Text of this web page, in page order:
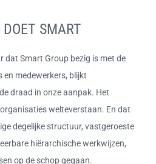
SMART
dat Smart Group bezig is met de
medewerkers, blijkt
draad in onze aanpak. Het
welteverstaan. En dat
degelijke structuur, vastgeroeste
hiërarchische werkwijzen,
op de schop gegaan.